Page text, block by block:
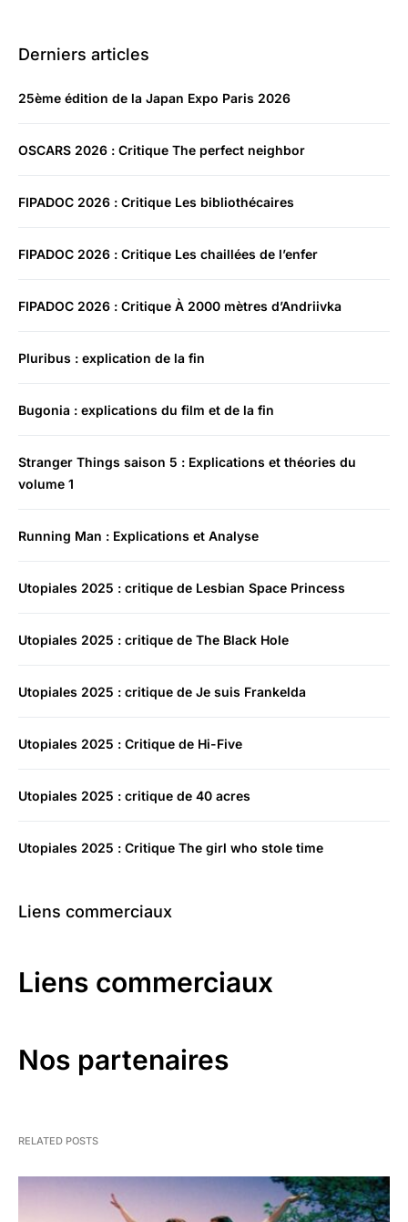
Derniers articles
25ème édition de la Japan Expo Paris 2026
OSCARS 2026 : Critique The perfect neighbor
FIPADOC 2026 : Critique Les bibliothécaires
FIPADOC 2026 : Critique Les chaillées de l’enfer
FIPADOC 2026 : Critique À 2000 mètres d’Andriivka
Pluribus : explication de la fin
Bugonia : explications du film et de la fin
Stranger Things saison 5 : Explications et théories du
volume 1
Running Man : Explications et Analyse
Utopiales 2025 : critique de Lesbian Space Princess
Utopiales 2025 : critique de The Black Hole
Utopiales 2025 : critique de Je suis Frankelda
Utopiales 2025 : Critique de Hi-Five
Utopiales 2025 : critique de 40 acres
Utopiales 2025 : Critique The girl who stole time
Liens commerciaux
Liens commerciaux
Nos partenaires
RELATED POSTS